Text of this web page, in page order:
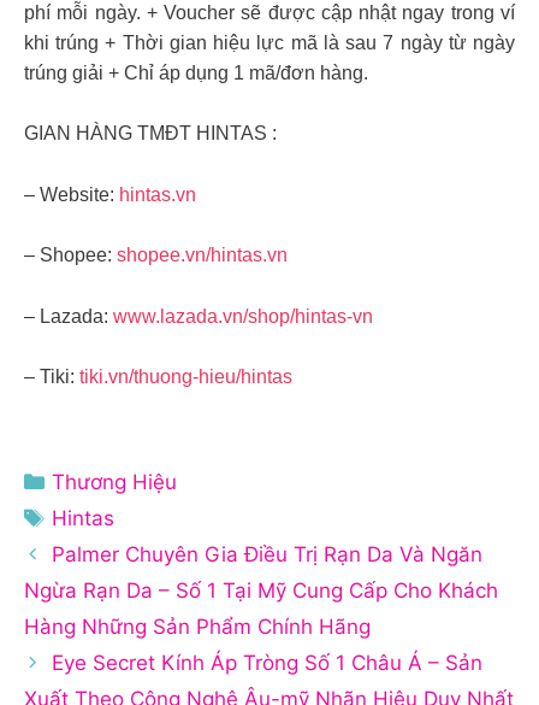
phí mỗi ngày. + Voucher sẽ được cập nhật ngay trong ví
khi trúng + Thời gian hiệu lực mã là sau 7 ngày từ ngày
trúng giải + Chỉ áp dụng 1 mã/đơn hàng.
GIAN HÀNG TMĐT HINTAS :
– Website: hintas.vn
– Shopee: shopee.vn/hintas.vn
– Lazada: www.lazada.vn/shop/hintas-vn
– Tiki: tiki.vn/thuong-hieu/hintas
Danh
mục
Thương Hiệu
Thẻ
Hintas
Palmer Chuyên Gia Điều Trị Rạn Da Và Ngăn
Ngừa Rạn Da – Số 1 Tại Mỹ Cung Cấp Cho Khách
Hàng Những Sản Phẩm Chính Hãng
Eye Secret Kính Áp Tròng Số 1 Châu Á – Sản
Xuất Theo Công Nghệ Âu-mỹ Nhãn Hiệu Duy Nhất